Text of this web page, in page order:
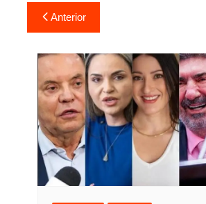
Navegação
de
Post
Anterior